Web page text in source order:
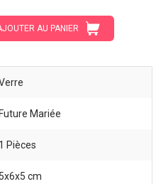
AU PANIER
Future Mariée
1 Pièces
5x6x5 cm